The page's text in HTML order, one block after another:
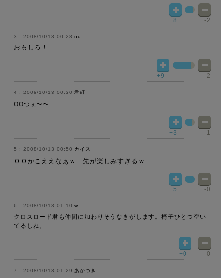
+8 -2
2008/10/13 00:28 uu
おもしろ！
+9 -2
2008/10/13 00:30 君町
OOつぇ〜〜
+3 -1
2008/10/13 00:50 カイス
ＯＯかこええなぁｗ 先が楽しみすぎるｗ
+5 -0
2008/10/13 01:10 w
クロスロード君も仲間に加わりそうなきがします。椅子ひとつ空い
てるしね。
+0 -0
2008/10/13 01:29 あかつき